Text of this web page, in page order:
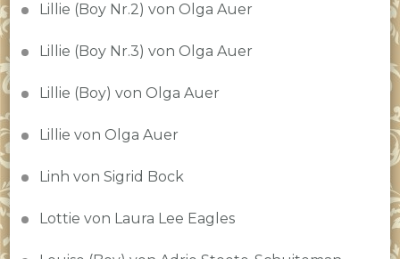
Lillie (Boy Nr.2) von Olga Auer
Lillie (Boy Nr.3) von Olga Auer
Lillie (Boy) von Olga Auer
Lillie von Olga Auer
Linh von Sigrid Bock
Lottie von Laura Lee Eagles